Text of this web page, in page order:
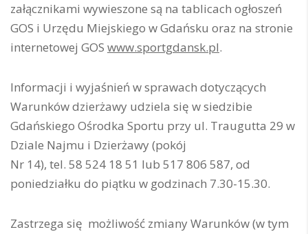
załącznikami wywieszone są na tablicach ogłoszeń
GOS i Urzędu Miejskiego w Gdańsku oraz na stronie
internetowej GOS www.sportgdansk.pl.
Informacji i wyjaśnień w sprawach dotyczących
Warunków dzierżawy udziela się w siedzibie
Gdańskiego Ośrodka Sportu przy ul. Traugutta 29 w
Dziale Najmu i Dzierżawy (pokój
Nr 14), tel. 58 524 18 51 lub 517 806 587, od
poniedziałku do piątku w godzinach 7.30-15.30.
Zastrzega się możliwość zmiany Warunków (w tym